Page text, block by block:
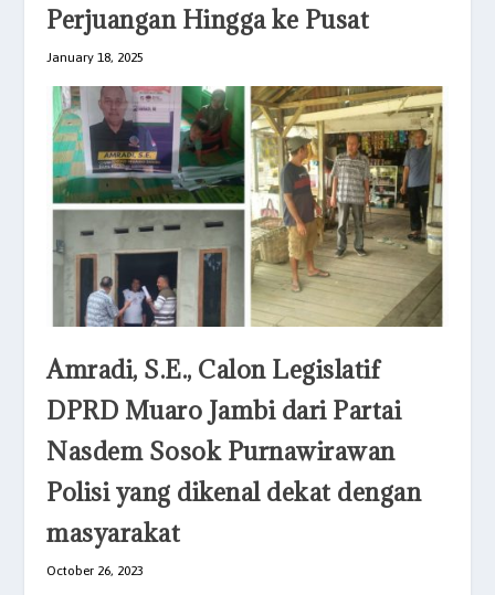
Perjuangan Hingga ke Pusat
January 18, 2025
Amradi, S.E., Calon Legislatif
DPRD Muaro Jambi dari Partai
Nasdem Sosok Purnawirawan
Polisi yang dikenal dekat dengan
masyarakat
October 26, 2023